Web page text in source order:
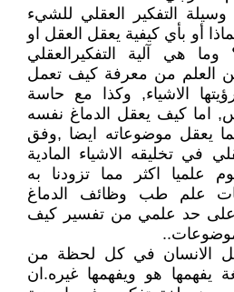
التفكير العقلي للشيء
أو بأي كيفية يعقل العقل او
وما هي آلية التفكيرالعقلي
العلم من معرفة كيف تعمل
الاشياء, وكذا مع حاسة
اما كيف يعقل الدماغ نفسه
كما يعقل موضوعاته ايضا ,وفق
في تخليقه الاشياء المادية
علميا اكثر مما تزودنا به
علم طب وظائف الدماغ
على حد علمي من تفسير كيف
الانسان في كل لحظة من
يفهمها هو ويفهمها غيره.ان